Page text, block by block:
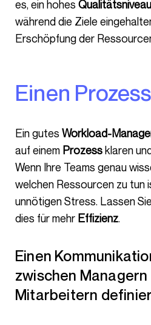
es, ein hohes Qualitätsniveau
während die Ziele
Erschöpfung der
Einen
Ein gutes Workload-
auf einem Prozessklaren
Wenn Ihre Teams genau
welchen Ressourcen zu tun
unnötigen Stress. Lassen
dies für mehr Effizienz.
Einen Kommunikationsplan
zwischen Managern
Mitarbeitern